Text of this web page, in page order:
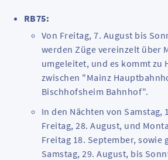
RB75:
Von Freitag, 7. August bis
werden Züge vereinzelt über
umgeleitet, und es kommt zu
zwischen "Mainz
Bischhofsheim Bahnhof".
In den Nächten von Samstag,
Freitag, 28. August, und
Freitag 18. September, sowie
Samstag, 29. August, bis